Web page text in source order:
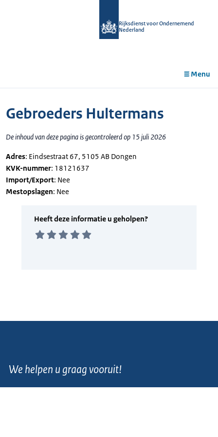
Rijksdienst voor Ondernemend
Nederland
Menu
Gebroeders Hultermans
De inhoud van deze pagina is gecontroleerd op 15 juli 2026
Adres: Eindsestraat 67, 5105 AB Dongen
KVK-nummer: 18121637
Import/Export: Nee
Mestopslagen: Nee
We helpen u graag vooruit!